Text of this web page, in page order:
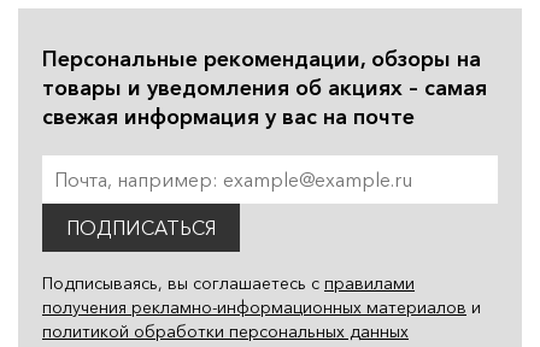
Персональные рекомендации, обзоры на
товары и уведомления об акциях – самая
свежая информация у вас на почте
ПОДПИСАТЬСЯ
Подписываясь, вы соглашаетесь с правилами
получения рекламно-информационных материалов и
политикой обработки персональных данных